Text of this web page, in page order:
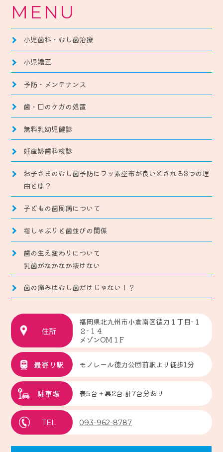
MENU
小児歯科・むし歯治療
小児矯正
予防・メンテナンス
歯・口のケガの処置
無料乳幼児健診
妊産婦歯科検診
お子さまのむし歯予防にフッ素塗布が良いとされる3つの理
由とは？
子どもの歯周病について
指しゃぶりと歯並びの関係
歯の生え変わりについて
乳歯がなかなか抜けない
歯の痛みはむし歯だけじゃない！？
住所
福岡県北九州市小倉南区徳力１丁目-１
２-１４
メゾンOM１F
最寄り駅 モノレール徳力公団前駅より徒歩1分
駐車場 表5台＋裏2台 計7台分あり
TEL 093-962-8787